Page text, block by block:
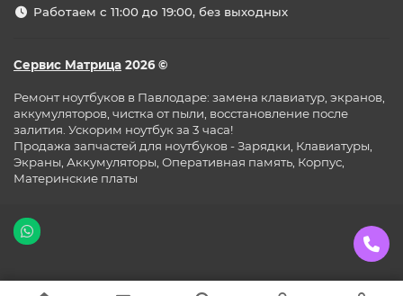
Работаем с 11:00 до 19:00, без выходных
Сервис Матрица 2026 ©
Ремонт ноутбуков в Павлодаре: замена клавиатур, экранов,
аккумуляторов, чистка от пыли, восстановление после
залития. Ускорим ноутбук за 3 часа!
Продажа запчастей для ноутбуков - Зарядки, Клавиатуры,
Экраны, Аккумуляторы, Оперативная память, Корпус,
Материнские платы